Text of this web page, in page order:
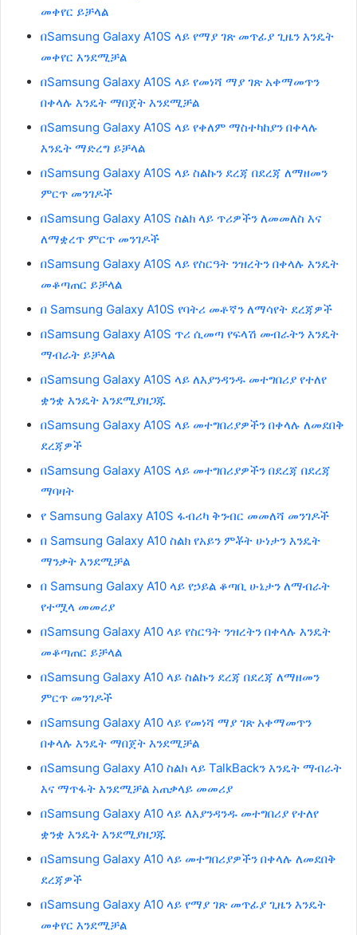
መቀየር ይቻላል
በSamsung Galaxy A10S ላይ የማያ ገጽ መጥፊያ ጊዜን እንዴት
መቀየር እንደሚቻል
በSamsung Galaxy A10S ላይ የመነሻ ማያ ገጽ አቀማመጥን
በቀላሉ እንዴት ማበጀት እንደሚቻል
በSamsung Galaxy A10S ላይ የቀለም ማስተካከያን በቀላሉ
እንዴት ማድረግ ይቻላል
በSamsung Galaxy A10S ላይ ስልኩን ደረጃ በደረጃ ለማዘመን
ምርጥ መንገዶች
በSamsung Galaxy A10S ስልክ ላይ ጥሪዎችን ለመመለስ እና
ለማቋረጥ ምርጥ መንገዶች
በSamsung Galaxy A10S ላይ የስርዓት ንዝረትን በቀላሉ እንዴት
መቆጣጠር ይቻላል
በ Samsung Galaxy A10S የባትሪ መቶኛን ለማሳየት ደረጃዎች
በSamsung Galaxy A10S ጥሪ ሲመጣ የፍላሽ መብራትን እንዴት
ማብራት ይቻላል
በSamsung Galaxy A10S ላይ ለእያንዳንዱ መተግበሪያ የተለየ
ቋንቋ እንዴት እንደሚያዘጋጁ
በSamsung Galaxy A10S ላይ መተግበሪያዎችን በቀላሉ ለመደበቅ
ደረጃዎች
በSamsung Galaxy A10S ላይ መተግበሪያዎችን በደረጃ በደረጃ
ማባዛት
የ Samsung Galaxy A10S ፋብሪካ ቅንብር መመለሻ መንገዶች
በ Samsung Galaxy A10 ስልክ የአይን ምቾት ሁነታን እንዴት
ማንቃት እንደሚቻል
በ Samsung Galaxy A10 ላይ የኃይል ቆጣቢ ሁኔታን ለማብራት
የተሟላ መመሪያ
በSamsung Galaxy A10 ላይ የስርዓት ንዝረትን በቀላሉ እንዴት
መቆጣጠር ይቻላል
በSamsung Galaxy A10 ላይ ስልኩን ደረጃ በደረጃ ለማዘመን
ምርጥ መንገዶች
በSamsung Galaxy A10 ላይ የመነሻ ማያ ገጽ አቀማመጥን
በቀላሉ እንዴት ማበጀት እንደሚቻል
በSamsung Galaxy A10 ስልክ ላይ TalkBackን እንዴት ማብራት
እና ማጥፋት እንደሚቻል አጠቃላይ መመሪያ
በSamsung Galaxy A10 ላይ ለእያንዳንዱ መተግበሪያ የተለየ
ቋንቋ እንዴት እንደሚያዘጋጁ
በSamsung Galaxy A10 ላይ መተግበሪያዎችን በቀላሉ ለመደበቅ
ደረጃዎች
በSamsung Galaxy A10 ላይ የማያ ገጽ መጥፊያ ጊዜን እንዴት
መቀየር እንደሚቻል